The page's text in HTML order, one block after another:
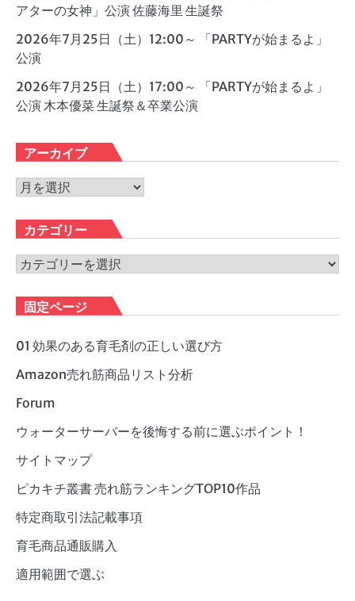
アターの女神」公演 佐藤海里 生誕祭
2026年7月25日（土）12:00～ 「PARTYが始まるよ」
公演
2026年7月25日（土）17:00～ 「PARTYが始まるよ」
公演 木本優菜 生誕祭＆卒業公演
アーカイブ
ア
カ
イ
ブ
カテゴリー
カ
ゴ
リ
ー
固定ページ
01 効果のある育毛剤の正しい選び方
Amazon売れ筋商品リスト分析
Forum
ウォーターサーバーを後悔する前に選ぶポイント！
サイトマップ
ピカキチ叢書 売れ筋ランキングTOP10作品
特定商取引法記載事項
育毛商品通販購入
適用範囲で選ぶ